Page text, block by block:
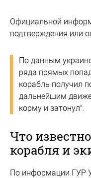
Официальной
подтверждения или
По данным
ряда прямых
корабль получил
дальнейшим
корму и затонул".
Что
корабля и
По информации ГУР